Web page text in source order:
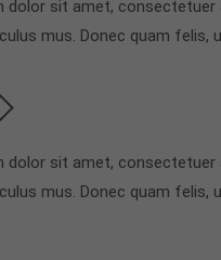
dolor sit amet, consectetuer
mus. Donec quam felis,
dolor sit amet, consectetuer
mus. Donec quam felis,